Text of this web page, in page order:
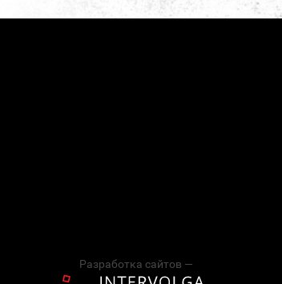
Разработка сайтов —